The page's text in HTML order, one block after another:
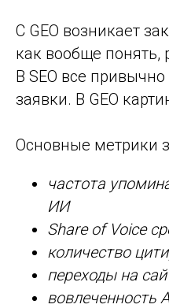
С GEO возникает
как вообще понять,
В SEO все
заявки. В GEO
Основные метрики
частота
ИИ
Share of Voice
количество
переходы на
вовлеченность